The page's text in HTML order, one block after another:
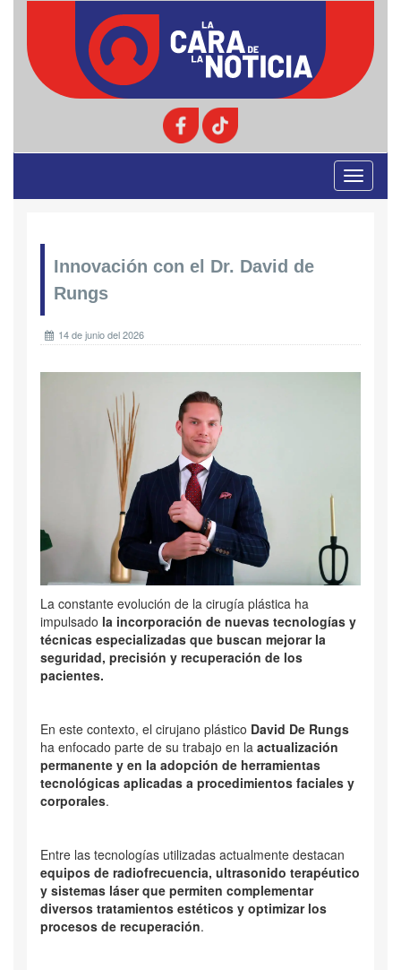
Toggle
Innovación con el Dr. David de
Rungs
14 de junio del 2026
La constante evolución de la cirugía plástica ha
impulsado la incorporación de nuevas tecnologías y
técnicas especializadas que buscan mejorar la
seguridad, precisión y recuperación de los
pacientes.
En este contexto, el cirujano plástico David De Rungs
ha enfocado parte de su trabajo en la actualización
permanente y en la adopción de herramientas
tecnológicas aplicadas a procedimientos faciales y
corporales.
Entre las tecnologías utilizadas actualmente destacan
equipos de radiofrecuencia, ultrasonido terapéutico
y sistemas láser que permiten complementar
diversos tratamientos estéticos y optimizar los
procesos de recuperación.